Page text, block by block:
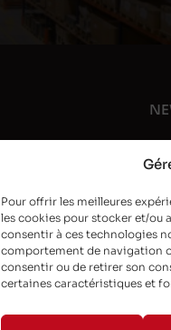
Pour offrir les meilleures
les cookies pour stocker et/ou
consentir à ces technologies
comportement de navigation
consentir ou de retirer son
certaines caractéristiques et